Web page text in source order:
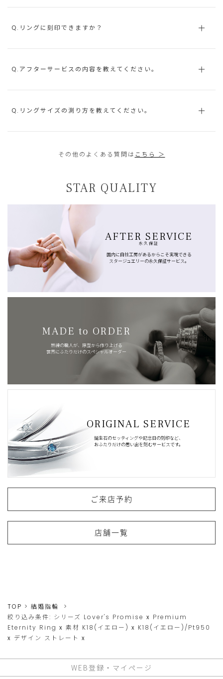
Q.リングに刻印できますか？
Q.アフターサービスの内容を教えてください。
Q.リングサイズの測り方を教えてください。
その他のよくある質問は こちら ＞
STAR QUALITY
AFTER SERVICE
永久保証
国内に自社工房があるからこそ実現できる
スタージュエリーの永久保証サービス。
MADE to ORDER
熟練の職人が、原型から作り上げる
世界にふたりだけのスペシャルオーダー
ORIGINAL SERVICE
誕生石のセッティングや記念日の刻印など、
おふたりだけの思い出を刻むサービスです。
ご来店予約
店舗一覧
TOP
結婚指輪
絞り込み条件: シリーズ Lover's Promise x Premium
Eternity Ring x 素材 K18(イエロー) x K18(イエロー)/Pt950
x デザイン ストレート x
WEB登録・マイページ